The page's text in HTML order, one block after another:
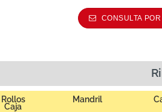
Rollos
Caja
Mandril